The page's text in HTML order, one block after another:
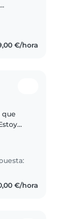
e
€/hora
que
me
el
€/hora